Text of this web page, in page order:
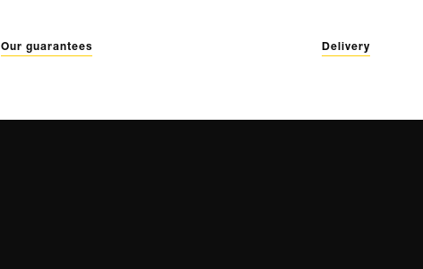
Our guarantees Delivery